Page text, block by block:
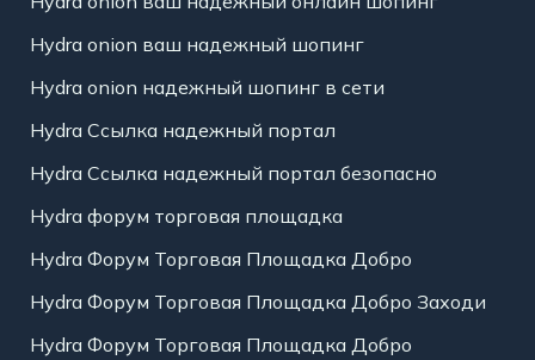
Hydra onion ваш надежный шопинг
Hydra onion надежный шопинг в сети
Hydra Ссылка надежный портал
Hydra Ссылка надежный портал безопасно
Hydra форум торговая площадка
Hydra Форум Торговая Площадка Добро
Hydra Форум Торговая Площадка Добро Заходи
Hydra Форум Торговая Площадка Добро